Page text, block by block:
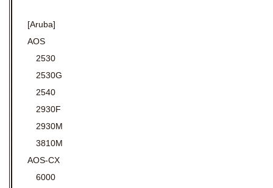
[Aruba]
AOS
2530
2530G
2540
2930F
2930M
3810M
AOS-CX
6000